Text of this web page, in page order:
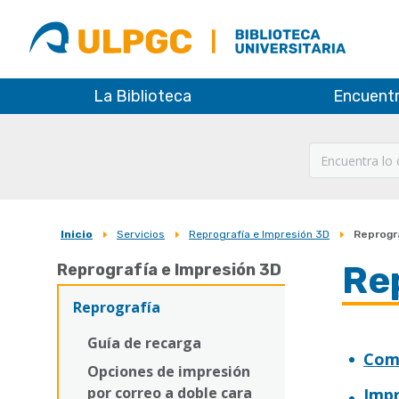
ULPGC
Biblioteca
ULPGC
La Biblioteca
Sobrescribir
enlaces
de
ayuda
Inicio Servicios Reprografía e Impresión 3D
Reprografía e Impresión 3D
Reprografía
Guía de recarga
Opciones de impresión
por correo a doble cara